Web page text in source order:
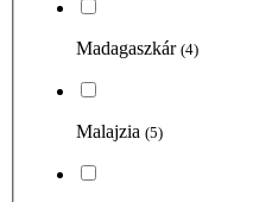
Madagaszkár (4)
Malajzia (5)